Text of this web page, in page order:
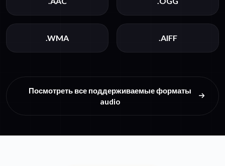
.WMA .AIFF
Посмотреть все поддерживаемые форматы
audio